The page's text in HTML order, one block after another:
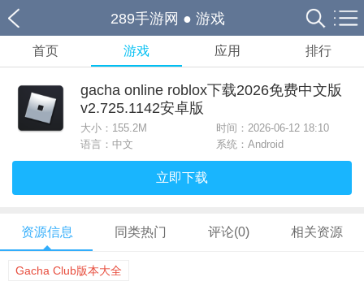
289手游网 ● 游戏
首页 游戏 应用 排行
gacha online roblox下载2026免费中文版
v2.725.1142安卓版
大小： 155.2M
时间：2026-06-12 18:10
语言：中文
系统：Android
立即下载
资源信息 同类热门 评论(0) 相关资源
Gacha Club版本大全